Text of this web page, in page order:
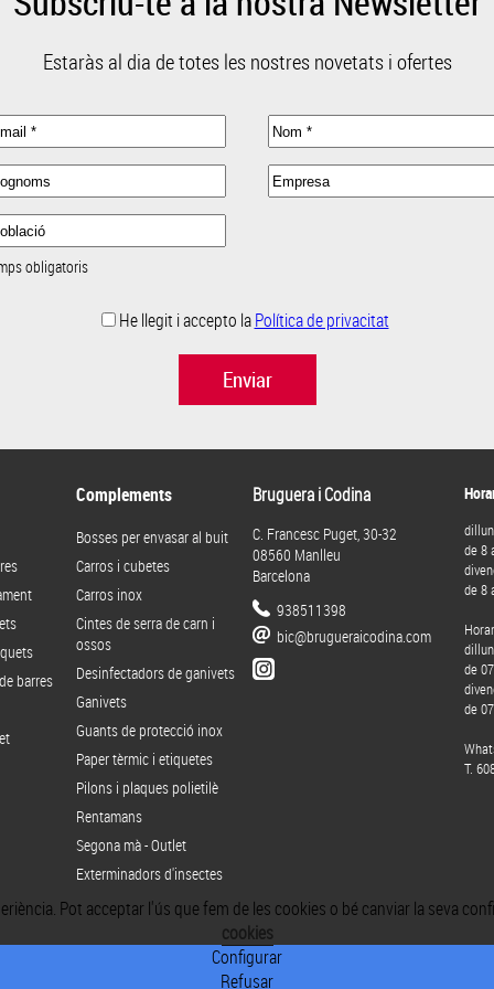
Estaràs al dia de totes les nostres novetats i ofertes
obligatoris
He llegit i accepto laPolítica de privacitat
Enviar
barres
Complements
Bosses per envasar al buit
Carros i cubetes
Carros inox
Cintes de serra de carn i
ossos
Desinfectadors de ganivets
Ganivets
Guants de protecció inox
Paper tèrmic i etiquetes
Pilons i plaques polietilè
Rentamans
Segona mà - Outlet
Exterminadors d'insectes
Bruguera i Codina
C. Francesc Puget, 30-32
08560 Manlleu
Barcelona
938511398
bic@brugueraicodina.com
de 8
de 8
de
de
T.
Pot acceptar l'ús que fem de les cookies o bé canviar la seva
cookies
Configurar
Refusar